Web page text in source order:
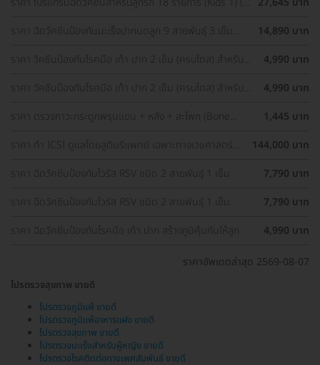
ราคา ฉีดวัคซีนป้องกันมะเร็งปากมดลูก 9 สายพันธุ์ 3 เข็ม
14,890 บาท
ราคา วัคซีนป้องกันโรคมือ เท้า ปาก 2 เข็ม (ครบโดส) สำหรับ
4,990 บาท
ราคา วัคซีนป้องกันโรคมือ เท้า ปาก 2 เข็ม (ครบโดส) สำหรับ
4,990 บาท
ราคา ตรวจภาวะกระดูกพรุนแขน + หลัง + สะโพก (Bone
1,445 บาท
ราคา ทำ ICSI ดูแลโดยสูตินรีแพทย์ เฉพาะทางเวชศาสตร์
144,000 บาท
ราคา ฉีดวัคซีนป้องกันไวรัส RSV ชนิด 2 สายพันธ์ุ 1 เข็ม
7,790 บาท
ราคา ฉีดวัคซีนป้องกันไวรัส RSV ชนิด 2 สายพันธ์ุ 1 เข็ม
7,790 บาท
ราคา ฉีดวัคซีนป้องกันโรคมือ เท้า ปาก สร้างภูมิคุ้มกันให้ลูก
4,990 บาท
ราคาอัพเดตล่าสุด 2569-08-07
โปรตรวจสุขภาพ ขายดี
โปรตรวจภูมิแพ้ ขายดี
โปรตรวจภูมิแพ้อาหารแฝง ขายดี
โปรตรวจสุขภาพ ขายดี
โปรตรวจมะเร็งสำหรับผู้หญิง ขายดี
โปรตรวจโรคติดต่อทางเพศสัมพันธ์ ขายดี